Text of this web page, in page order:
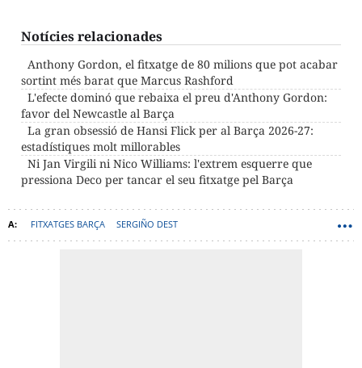
Notícies relacionades
Anthony Gordon, el fitxatge de 80 milions que pot acabar
sortint més barat que Marcus Rashford
L'efecte dominó que rebaixa el preu d'Anthony Gordon:
favor del Newcastle al Barça
La gran obsessió de Hansi Flick per al Barça 2026-27:
estadístiques molt millorables
Ni Jan Virgili ni Nico Williams: l'extrem esquerre que
pressiona Deco per tancar el seu fitxatge pel Barça
FITXATGES BARÇA SERGIÑO DEST